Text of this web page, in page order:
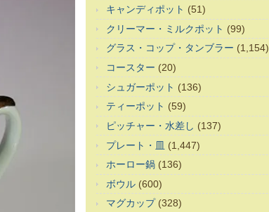
キャンディポット (51)
クリーマー・ミルクポット (99)
グラス・コップ・タンブラー (1,154)
コースター (20)
シュガーポット (136)
ティーポット (59)
ピッチャー・水差し (137)
プレート・皿 (1,447)
ホーロー鍋 (136)
ボウル (600)
マグカップ(328)